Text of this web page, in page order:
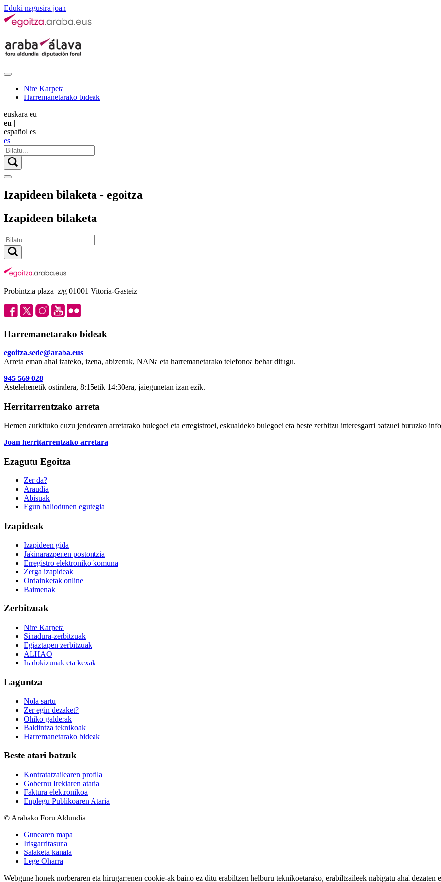
Eduki nagusira joan
Nire Karpeta
Harremanetarako bideak
euskara eu
eu |
español es
es
Izapideen bilaketa - egoitza
Izapideen bilaketa
Probintzia plaza z/g 01001 Vitoria-Gasteiz
Harremanetarako bideak
egoitza.sede@araba.eus
Arreta eman ahal izateko, izena, abizenak, NANa eta harremanetarako telefonoa behar ditugu.
945 569 028
Astelehenetik ostiralera, 8:15etik 14:30era, jaiegunetan izan ezik.
Herritarrentzako arreta
Hemen aurkituko duzu jendearen arretarako bulegoei eta erregistroei, eskualdeko bulegoei eta beste zerbitzu interesgarri batzuei buruzko
Joan herritarrentzako arretara
Ezagutu Egoitza
Zer da?
Araudia
Abisuak
Egun baliodunen egutegia
Izapideak
Izapideen gida
Jakinarazpenen postontzia
Erregistro elektroniko komuna
Zerga izapideak
Ordainketak online
Baimenak
Zerbitzuak
Nire Karpeta
Sinadura-zerbitzuak
Egiaztapen zerbitzuak
ALHAO
Iradokizunak eta kexak
Laguntza
Nola sartu
Zer egin dezaket?
Ohiko galderak
Baldintza teknikoak
Harremanetarako bideak
Beste atari batzuk
Kontratatzailearen profila
Gobernu Irekiaren ataria
Faktura elektronikoa
Enplegu Publikoaren Ataria
© Arabako Foru Aldundia
Gunearen mapa
Irisgarritasuna
Salaketa kanala
Lege Oharra
Webgune honek norberaren eta hirugarrenen cookie-ak baino ez ditu erabiltzen helburu teknikoetarako, erabiltzaileek nabigatu ahal dezaten